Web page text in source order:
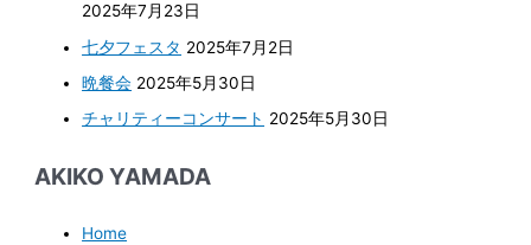
2025年7月23日
七夕フェスタ 2025年7月2日
晩餐会 2025年5月30日
チャリティーコンサート 2025年5月30日
AKIKO YAMADA
Home